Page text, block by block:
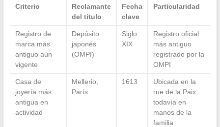
Criterio
Reclamante
del título
Fecha
clave
Particularidad
Registro de
marca más
antiguo aún
vigente
Depósito
japonés
(OMPI)
Siglo
XIX
Registro oficial
más antiguo
registrado por la
OMPI
Casa de
joyería más
antigua en
actividad
Mellerio,
París
1613
Ubicada en la
rue de la Paix,
todavía en
manos de la
familia